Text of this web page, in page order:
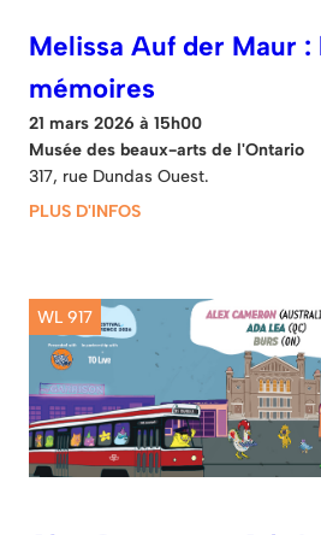
Melissa Auf der Maur :
mémoires
21 mars 2026 à 15h00
Musée des beaux-arts de l'Ontario
317, rue Dundas Ouest.
PLUS D'INFOS
WL 917